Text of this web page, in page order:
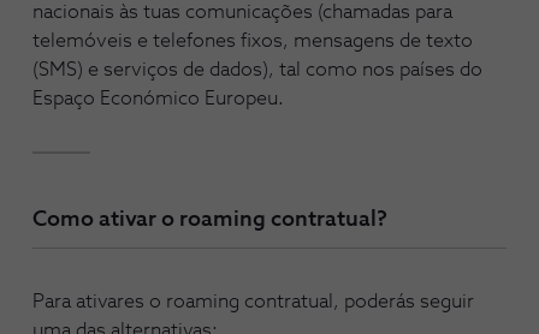
nacionais às tuas comunicações (chamadas para
telemóveis e telefones fixos, mensagens de texto
(SMS) e serviços de dados), tal como nos países do
Espaço Económico Europeu.
Como ativar o roaming contratual?
Para ativares o roaming contratual, poderás seguir